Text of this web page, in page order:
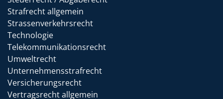
Strafrecht allgemein
Strassenverkehrsrecht
Technologie
Telekommunikationsrecht
Umweltrecht
Unternehmensstrafrecht
Versicherungsrecht
Vertragsrecht allgemein